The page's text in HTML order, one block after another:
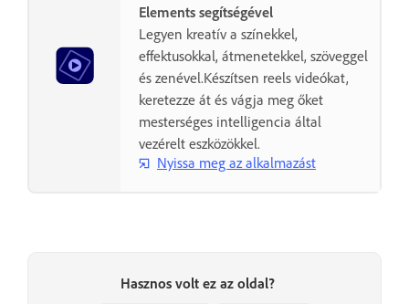
Elements segítségével
Legyen kreatív a színekkel,
effektusokkal, átmenetekkel, szöveggel
és zenével.Készítsen reels videókat,
keretezze át és vágja meg őket
mesterséges intelligencia által
vezérelt eszközökkel.
Nyissa meg az alkalmazást
Hasznos volt ez az oldal?